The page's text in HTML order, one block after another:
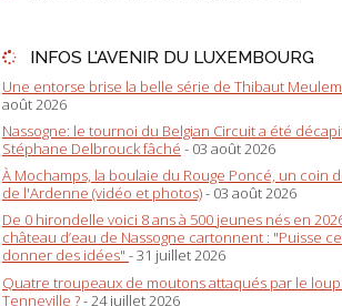
INFOS L'AVENIR DU LUXEMBOURG
Une entorse brise la belle série de Thibaut
août 2026
Nassogne: le tournoi du Belgian Circuit a été
Stéphane Delbrouck fâché - 03 août 2026
À Mochamps, la boulaie du Rouge Poncé, un coin
de l'Ardenne (vidéo et photos)- 03 août 2026
De 0 hirondelle voici 8 ans à 500 jeunes nés en
château d’eau de Nassogne cartonnent : "Puisse
donner des idées" - 31 juillet 2026
Quatre troupeaux de moutons attaqués par le loup
Tenneville ?- 24 juillet 2026